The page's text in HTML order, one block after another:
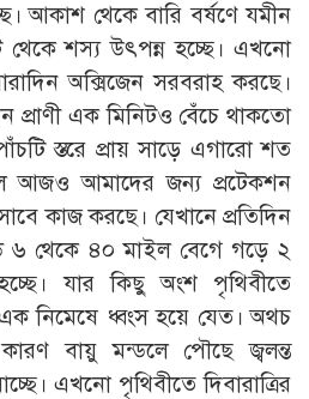
আকাশ থেকে বারি বর্ষণে যমীন
থেকে শস্য উৎপন্ন হচ্ছে। এখনো
অক্সিজেন সরবরাহ করছে।
প্রাণী এক মিনিটও বেঁচে থাকতো
স্তরে প্রায় সাড়ে এগারো শত
আজও আমাদের জন্য প্রটেকশন
কাজ করছে। যেখানে প্রতিদিন
৬ থেকে ৪০ মাইল বেগে গড়ে ২
যার কিছু অংশ পৃথিবীতে
নিমেষে ধ্বংস হয়ে যেত। অথচ
বায়ু মন্ডলে পৌছে জ্বলন্ত
এখনো পৃথিবীতে দিবারাত্রির